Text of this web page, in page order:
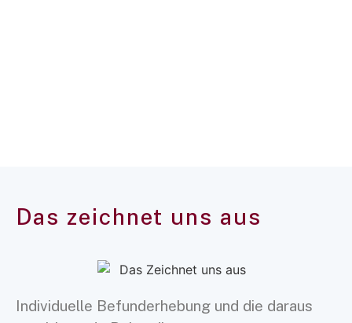
Das zeichnet uns aus
Individuelle Befunderhebung und die daraus